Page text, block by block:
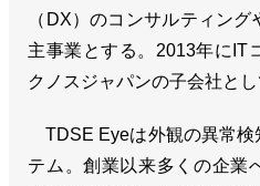
（DX）のコンサルティン
主事業とする。2013年にIT
クノスジャパンの子会社とし
TDSE Eyeは外観の異常検
テム。創業以来多くの企業